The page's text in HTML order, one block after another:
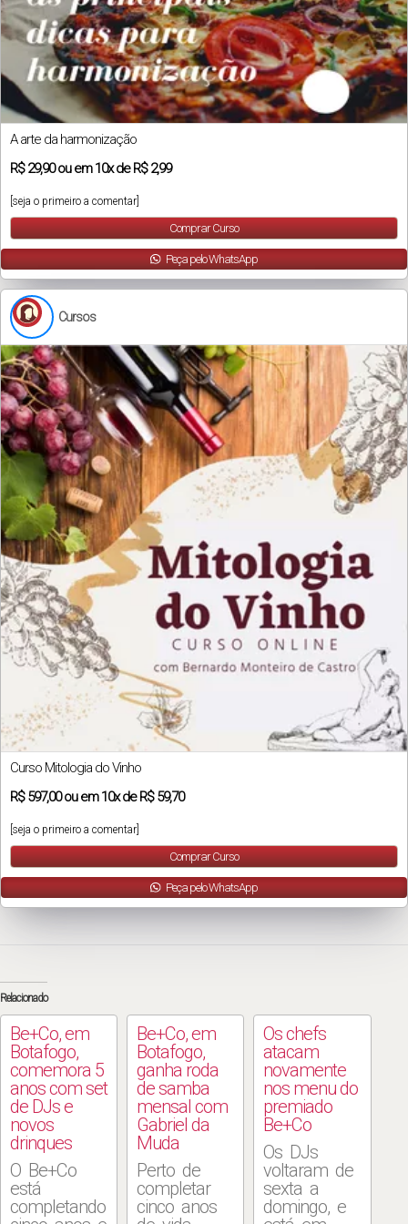
A arte da harmonização
R$29,90ou em10xdeR$ 2,99
[seja o primeiro a comentar]
Comprar Curso
Peça pelo WhatsApp
Cursos
Curso Mitologia do Vinho
R$597,00ou em10xdeR$ 59,70
[seja o primeiro a comentar]
Comprar Curso
Peça pelo WhatsApp
Relacionado
Be+Co, em
Botafogo,
comemora 5
anos com set
de DJs e
novos
drinques
O Be+Co
está
completando
Be+Co, em
Botafogo,
ganha roda
de samba
mensal com
Gabriel da
Muda
Perto de
completar
cinco anos
Os chefs
atacam
novamente
nos menu do
premiado
Be+Co
Os DJs
voltaram de
sexta a
domingo, e